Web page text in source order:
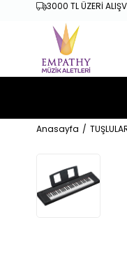
3000 TL ÜZERİ
Anasayfa